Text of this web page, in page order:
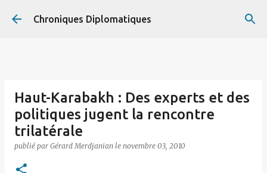
Accéder au contenu principal
Chroniques Diplomatiques
Haut-Karabakh : Des experts et des
politiques jugent la rencontre
trilatérale
publié par Gérard Merdjanian le novembre 03, 2010